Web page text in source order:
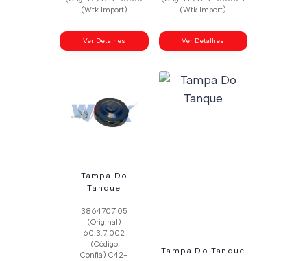
(Wtk Import)
Ver Detalhes
(Wtk Import)
Ver Detalhes
Tampa Do
Tanque
3864707105
(Original)
60.3.7.002
(Código
Confia) C42-
Tampa Do Tanque